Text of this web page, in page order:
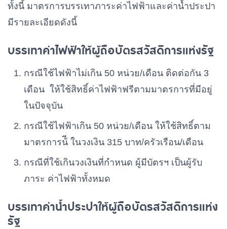
ทั้งนี้ มาตรการบรรเทาภาระค่าไฟฟ้าและค่าน้ำประปา
มีรายละเอียดดังนี้
บรรเทาค่าไฟฟ้าให้ผู้ถือบัตรสวัสดิการแห่งรัฐ
กรณีใช้ไฟฟ้าไม่เกิน 50 หน่วย/เดือน ติดต่อกัน 3
เดือน ให้ใช้สิทธิ์ค่าไฟฟ้าฟรีตามมาตรการที่มีอยู่
ในปัจจุบัน
กรณีใช้ไฟฟ้าเกิน 50 หน่วย/เดือน ให้ใช้สิทธิ์ตาม
มาตรการน้ี ในวงเงิน 315 บาท/ครัวเรือน/เดือน
กรณีที่ใช้เกินวงเงินที่กําหนด ผู้มีบัตรฯ เป็นผู้รับ
ภาระ ค่าไฟฟ้าทั้งหมด
บรรเทาค่าน้ำประปาให้ผู้ถือบัตรสวัสดิการแห่ง
รัฐ